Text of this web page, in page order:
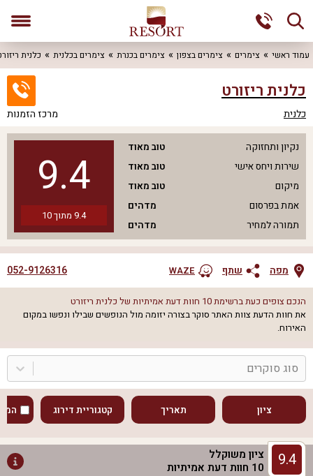
עמוד ראשי צימרים צימרים בצפון צימרים בכנרת צימרים בכלנית כלנית
כלנית ריזורט
כלנית מרכז הזמנות
נקיון ותחזוקה
טוב מאוד
שירות ויחס אישי
טוב מאוד
מיקום
טוב מאוד
אמת בפרסום
מדהים
תמורה למחיר
מדהים
9.4
9.4 מתוך10
מפה שתף WAZE
052-9126316
הנכם צופים כעת ברשימת10 חוות דעת אמיתיות של כלנית ריזורט
את חוות הדעת צוות האתר סוקר בצורה יזומה מול הנופשים שבילו ונפשו במקום
האירוח.
סוג סוקרים
ציון תאריך קטגוריית דירוג
9.4
ציון משוקלל
10 חוות דעת אמיתיות